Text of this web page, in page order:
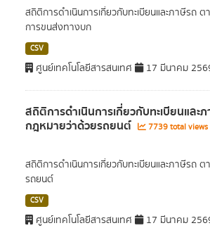
สถิติการดำเนินการเกี่ยวกับทะเบียนและภาษีรถ
การขนส่งทางบก
CSV
ศูนย์เทคโนโลยีสารสนเทศ 17 มีนาคม
สถิติการดำเนินการเกี่ยวกับทะเบียนและ
กฎหมายว่าด้วยรถยนต์ 7739 total views
สถิติการดำเนินการเกี่ยวกับทะเบียนและภาษีรถ
รถยนต์
CSV
ศูนย์เทคโนโลยีสารสนเทศ 17 มีนาคม